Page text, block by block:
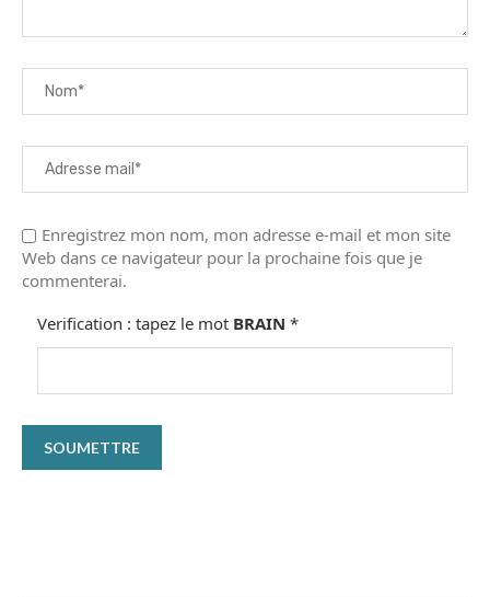
Enregistrez mon nom, mon adresse e-mail et mon site
Web dans ce navigateur pour la prochaine fois que je
commenterai.
Verification : tapez le mot BRAIN *